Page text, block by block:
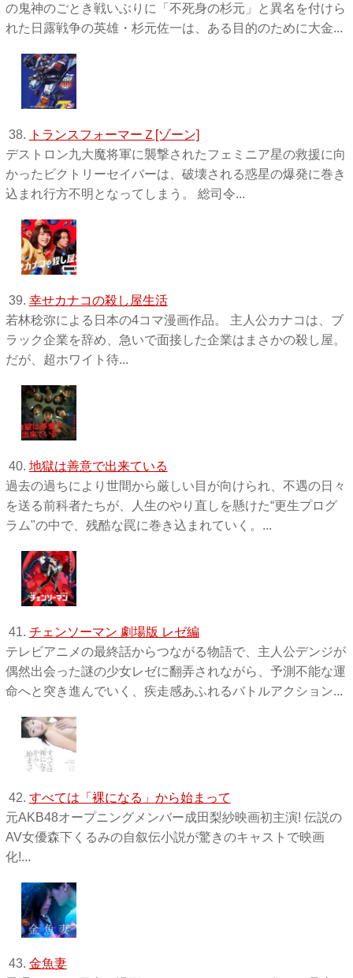
の鬼神のごとき戦いぶりに「不死身の杉元」と異名を付けら
れた日露戦争の英雄・杉元佐一は、ある目的のために大金...
38.
トランスフォーマーＺ[ゾーン]
デストロン九大魔将軍に襲撃されたフェミニア星の救援に向
かったビクトリーセイバーは、破壊される惑星の爆発に巻き
込まれ行方不明となってしまう。 総司令...
39. 幸せカナコの殺し屋生活
若林稔弥による日本の4コマ漫画作品。 主人公カナコは、ブ
ラック企業を辞め、急いで面接した企業はまさかの殺し屋。
だが、超ホワイト待...
40. 地獄は善意で出来ている
過去の過ちにより世間から厳しい目が向けられ、不遇の日々
を送る前科者たちが、人生のやり直しを懸けた“更生プログ
ラム"の中で、残酷な罠に巻き込まれていく。...
41. チェンソーマン 劇場版 レゼ編
テレビアニメの最終話からつながる物語で、主人公デンジが
偶然出会った謎の少女レゼに翻弄されながら、予測不能な運
命へと突き進んでいく、疾走感あふれるバトルアクション...
42. すべては「裸になる」から始まって
元AKB48オープニングメンバー成田梨紗映画初主演! 伝説の
AV女優森下くるみの自叙伝小説が驚きのキャストで映画
化!...
43. 金魚妻